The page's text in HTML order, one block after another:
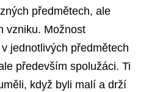
předmětech, ale
vzniku. Možnost
jednotlivých předmětech
především spolužáci. Ti
když byli malí a drží